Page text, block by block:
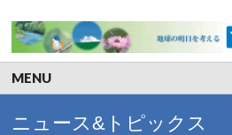
MENU
ニュース&トピックス